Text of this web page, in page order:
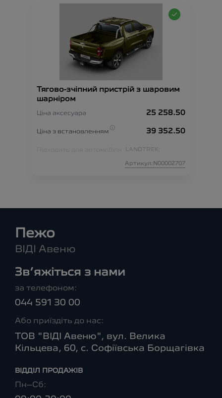
Тягово-зчіпний пристрій з шаровим
шарніром
Ціна аксесуара 25 258.50
Ціна з встановленням 39 352.50
Підходить для автомобіля : LANDTREK;
Артикул:N00002707
Пежо
ВІДІ Авеню
Зв’яжіться з нами
за телефоном:
044 591 30 00
Або приїздіть до нас:
ТОВ "ВІДІ Авеню", вул. Велика
Кільцева, 60, с. Софіївська Борщагівка
ВІДДІЛ ПРОДАЖІВ
Пн–Сб: